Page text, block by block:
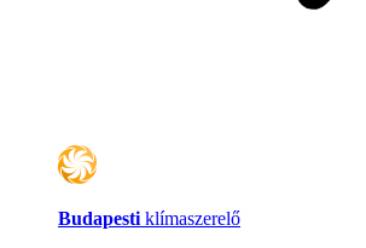
Budapesti klímaszerelő